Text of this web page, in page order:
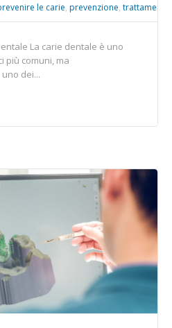
le carie, prevenzione, trattamenti
La carie dentale è uno
più comuni, ma
dei...